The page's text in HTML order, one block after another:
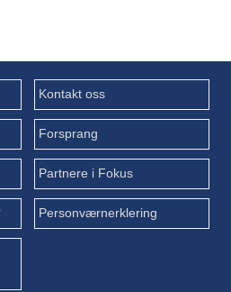
Kontakt oss
Forsprang
Partnere i Fokus
Personværnerklering